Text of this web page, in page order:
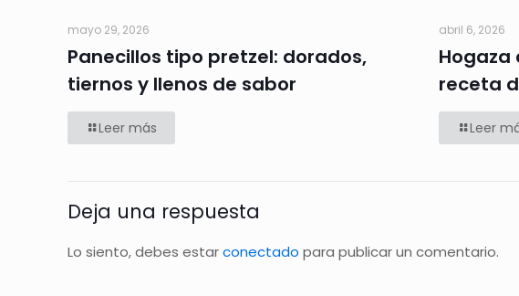
mayo 29, 2026
Panecillos tipo pretzel: dorados,
tiernos y llenos de sabor
Leer más
abril 6, 2026
Hogaza
receta
Leer
Deja una respuesta
Lo siento, debes estarconectado para publicar un comentario.